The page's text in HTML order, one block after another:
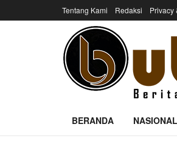
Tentang Kami Redaksi Privacy
BERANDA NASIONAL